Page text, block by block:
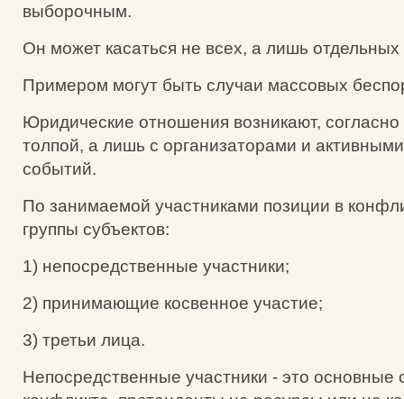
выборочным.
Он может касаться не всех, а лишь отдельных
Примером могут быть случаи массовых
Юридические отношения возникают,
толпой, а лишь с организаторами и
событий.
По занимаемой участниками позиции в
группы субъектов:
1) непосредственные участники;
2) принимающие косвенное участие;
3) третьи лица.
Непосредственные участники - это основные